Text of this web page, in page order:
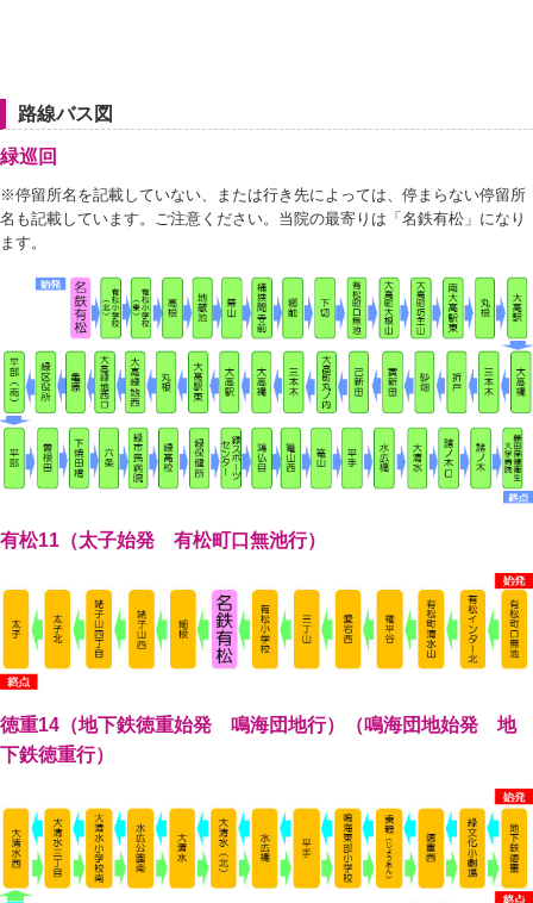
路線バス図
緑巡回
※停留所名を記載していない、または行き先によっては、停まらない停留所
名も記載しています。ご注意ください。当院の最寄りは「名鉄有松」になり
ます。
有松11（太子始発 有松町口無池行）
徳重14（地下鉄徳重始発 鳴海団地行）（鳴海団地始発 地
下鉄徳重行）